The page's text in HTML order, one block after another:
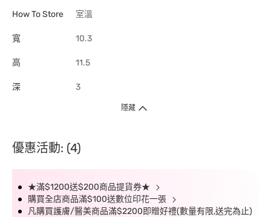
How To Store 室溫
寬 10.3
高 11.5
深 3
隱藏
優惠活動: (4)
★滿$1200送$200商品提貨券★
購買全店商品滿$100送數位印花一張
凡購買護膚/醫美商品滿$2200即贈好禮(數量有限,送完為止)